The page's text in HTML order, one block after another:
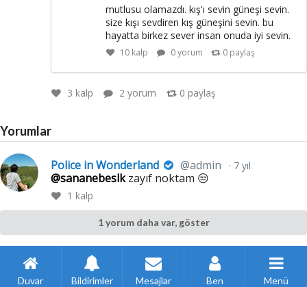
mutlusu olamazdı. kış'ı sevin güneşi sevin.
size kışı sevdiren kış güneşini sevin. bu
hayatta birkez sever insan onuda iyi sevin.
10kalp 0 yorum 0 paylaş
3 kalp 2 yorum 0 paylaş
Yorumlar
Police in Wonderland @admin 7 yıl
@sananebeslkzayıf noktam 😒
1 kalp
1 yorum daha var, göster
Duvar Bildirimler Mesajlar Ben Menü